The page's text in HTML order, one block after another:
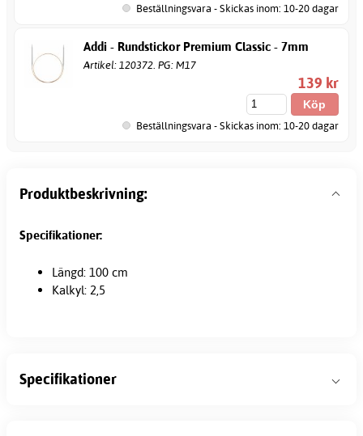
Beställningsvara - Skickas inom: 10-20 dagar
Addi - Rundstickor Premium Classic - 7mm
Artikel: 120372. PG: M17
139 kr
Beställningsvara - Skickas inom: 10-20 dagar
Produktbeskrivning:
Specifikationer:
Längd: 100 cm
Kalkyl: 2,5
Specifikationer